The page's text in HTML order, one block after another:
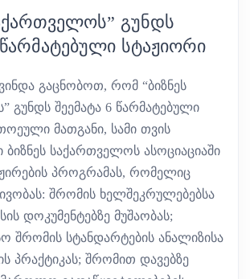
ᲒᲣᲜᲓᲡ
ᲬᲐᲠᲛᲐᲢᲔᲑᲣᲚᲘ ᲡᲢᲐᲟᲘᲝᲠᲘ
გაცნობოთ, რომ “ბიზნეს
გუნდს შეემატა 6 წარმატებული
მათგანი, სამი თვის
ბიზნეს საქართველოს ასოციაციაში
პროგრამას, რომელიც
შრომის ხელშეკრულებებსა
დოკუმენტებზე მუშაობას;
შრომის სტანდარტების ანალიზისა
პრაქტიკას; შრომით დავებზე